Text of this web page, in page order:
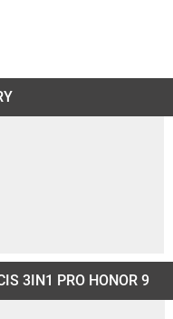
3IN1 PRO HONOR 9